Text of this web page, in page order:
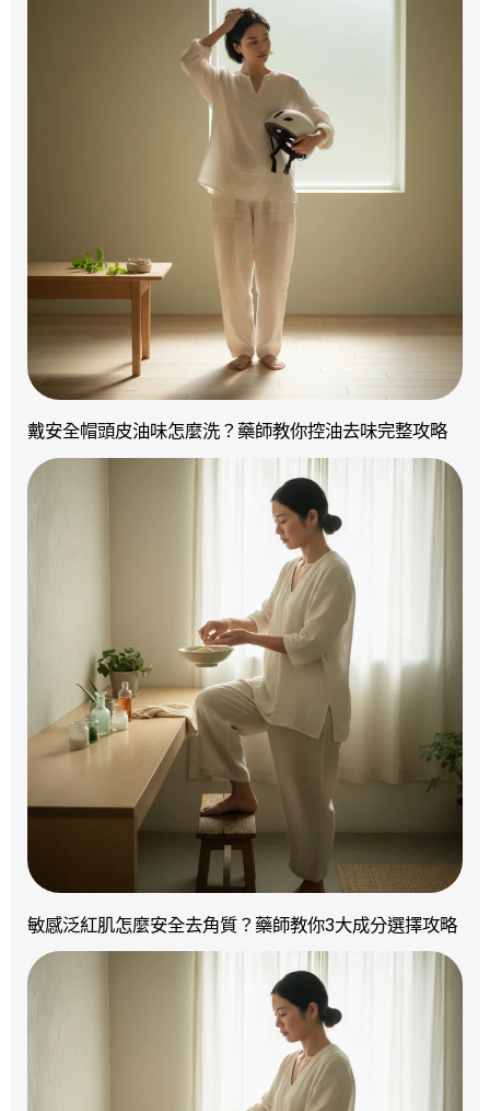
戴安全帽頭皮油味怎麼洗？藥師教你控油去味完整攻略
敏感泛紅肌怎麼安全去角質？藥師教你3大成分選擇攻略